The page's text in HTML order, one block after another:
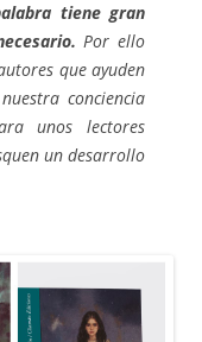
tiene gran
Por ello
que ayuden
conciencia
unos lectores
un desarrollo